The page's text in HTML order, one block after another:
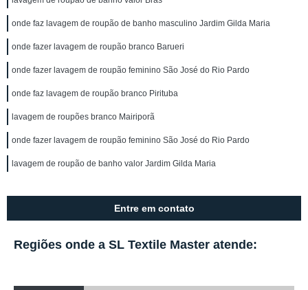
onde faz lavagem de roupão de banho masculino Jardim Gilda Maria
onde fazer lavagem de roupão branco Barueri
onde fazer lavagem de roupão feminino São José do Rio Pardo
onde faz lavagem de roupão branco Pirituba
lavagem de roupões branco Mairiporã
onde fazer lavagem de roupão feminino São José do Rio Pardo
lavagem de roupão de banho valor Jardim Gilda Maria
Entre em contato
Regiões onde a SL Textile Master atende: